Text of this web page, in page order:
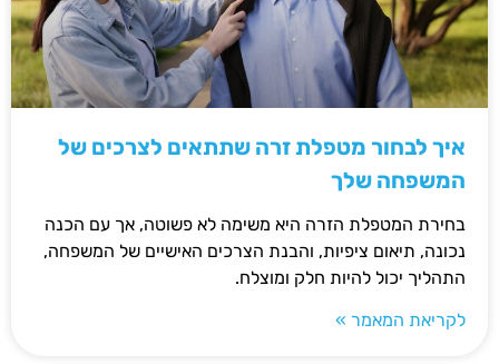
איך לבחור מטפלת זרה שתתאים לצרכים של
המשפחה שלך
בחירת המטפלת הזרה היא משימה לא פשוטה, אך עם הכנה
נכונה, תיאום ציפיות, והבנת הצרכים האישיים של המשפחה,
התהליך יכול להיות חלק ומוצלח.
לקריאת המאמר »